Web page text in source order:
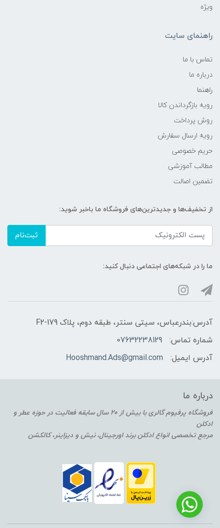
ویژه
راهنمای سایت
تماس با ما
درباره ما
راهنما
رویه‌ بازگرداندن کالا
روش پرداخت
رویه ارسال سفارش
حریم خصوصی
مطالب آموزشی
تضمین اصالت
از تخفیف‌ها و جدیدترین‌های فروشگاه ما باخبر شوید:
ثبت‌نام
ما را در شبکه‌های اجتماعی دنبال کنید:
آدرس:بندرعباس، سیتی سنتر، طبقه دوم، پلاک F2-179
شماره تماس:
07632238129
آدرس ایمیل:
Hooshmand.Ads@gmail.com
درباره ما
فروشگاه پرفیوم گالری با بیش از 20 سال سابقه فعالیت در حوزه عطر و
ادکلن
مرجع تخصصی انواع ادکلن برند اورجینال، نیش و دیزاینر، کالکشن